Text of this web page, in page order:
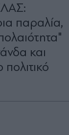
παραλία,
και